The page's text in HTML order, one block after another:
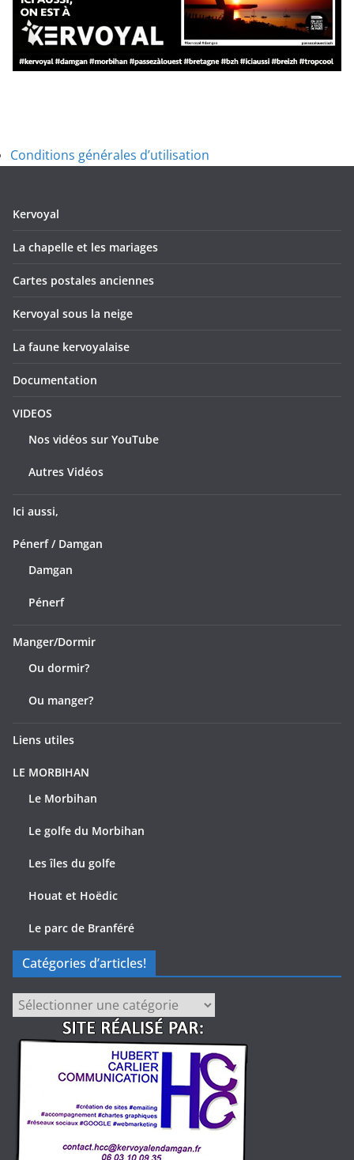
Conditions générales d’utilisation
Kervoyal
La chapelle et les mariages
Cartes postales anciennes
Kervoyal sous la neige
La faune kervoyalaise
Documentation
VIDEOS
Nos vidéos sur YouTube
Autres Vidéos
Ici aussi,
Pénerf / Damgan
Damgan
Pénerf
Manger/Dormir
Ou dormir?
Ou manger?
Liens utiles
LE MORBIHAN
Le Morbihan
Le golfe du Morbihan
Les îles du golfe
Houat et Hoëdic
Le parc de Branféré
Catégories d’articles!
Catégories
d’articles!